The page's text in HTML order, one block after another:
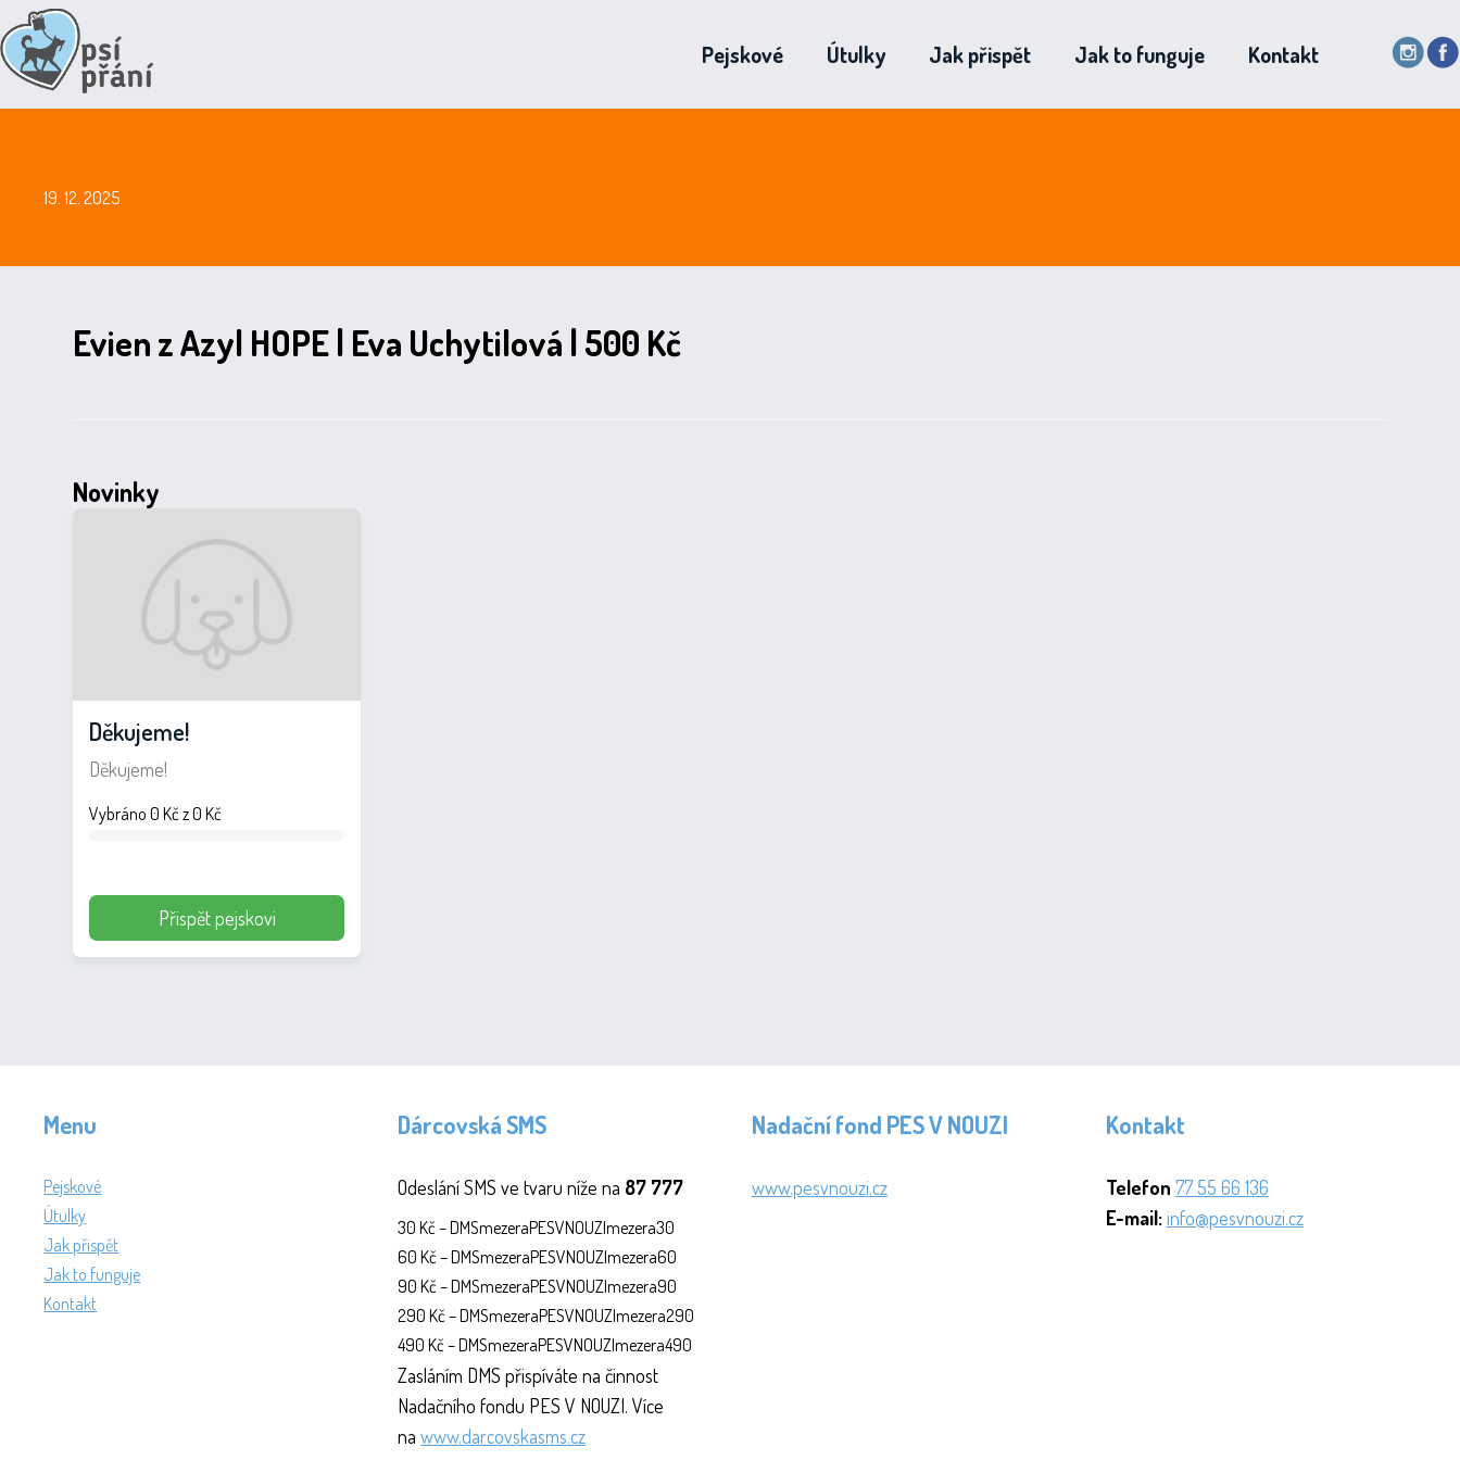
Pejskové Útulky Jak přispět Jak to funguje Kontakt
19. 12. 2025
Evien z Azyl HOPE | Eva Uchytilová | 500 Kč
Novinky
Děkujeme!
Děkujeme!
Vybráno 0 Kč z 0 Kč
Přispět pejskovi
Menu
Pejskové
Útulky
Jak přispět
Jak to funguje
Kontakt
Dárcovská SMS
Odeslání SMS ve tvaru níže na 87 777
30 Kč – DMSmezeraPESVNOUZImezera30
60 Kč – DMSmezeraPESVNOUZImezera60
90 Kč – DMSmezeraPESVNOUZImezera90
290 Kč – DMSmezeraPESVNOUZImezera290
490 Kč – DMSmezeraPESVNOUZImezera490
Zasláním DMS přispíváte na činnost
Nadačního fondu PES V NOUZI. Více
nawww.darcovskasms.cz
Nadační fond PES V NOUZI
www.pesvnouzi.cz
Kontakt
Telefon 77 55 66 136
E-mail:info@pesvnouzi.cz